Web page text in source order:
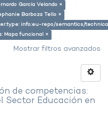
García Velando ×
Barboza Tello ×
info:eu-repo/semantics/
Mapa funcional ×
Mostrar filtros avanzados
de competencias:
Sector Educación en